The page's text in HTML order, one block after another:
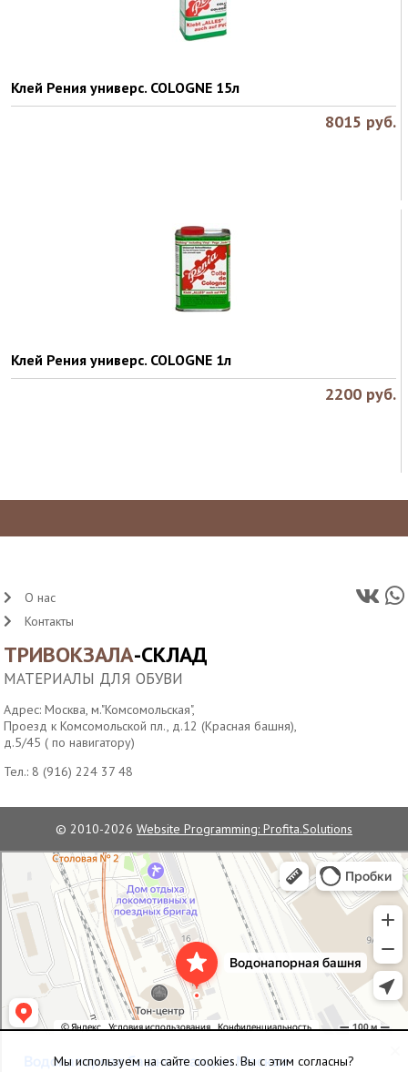
Клей Рения универс. COLOGNE 15л
8015 руб.
Клей Рения универс. COLOGNE 1л
2200 руб.
ТРИВОКЗАЛА-СКЛАД
МАТЕРИАЛЫ ДЛЯ ОБУВИ
Адрес: Москва, м."Комсомольская",
Проезд к Комсомольской пл., д.12 (Красная башня),
д.5/45 ( по навигатору)
Тел.: 8 (916) 224 37 48
О нас
Контакты
© 2010-2026 Website Programming: Profita.Solutions
Водонапорная башня станции Москва-Пассажирская
Достопримечательность в Москве
Мы используем на сайте cookies. Вы с этим согласны?